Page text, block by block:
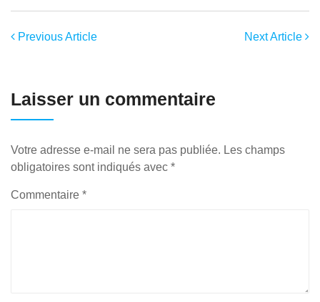
Previous Article Next Article
Laisser un commentaire
Votre adresse e-mail ne sera pas publiée. Les champs
obligatoires sont indiqués avec *
Commentaire *